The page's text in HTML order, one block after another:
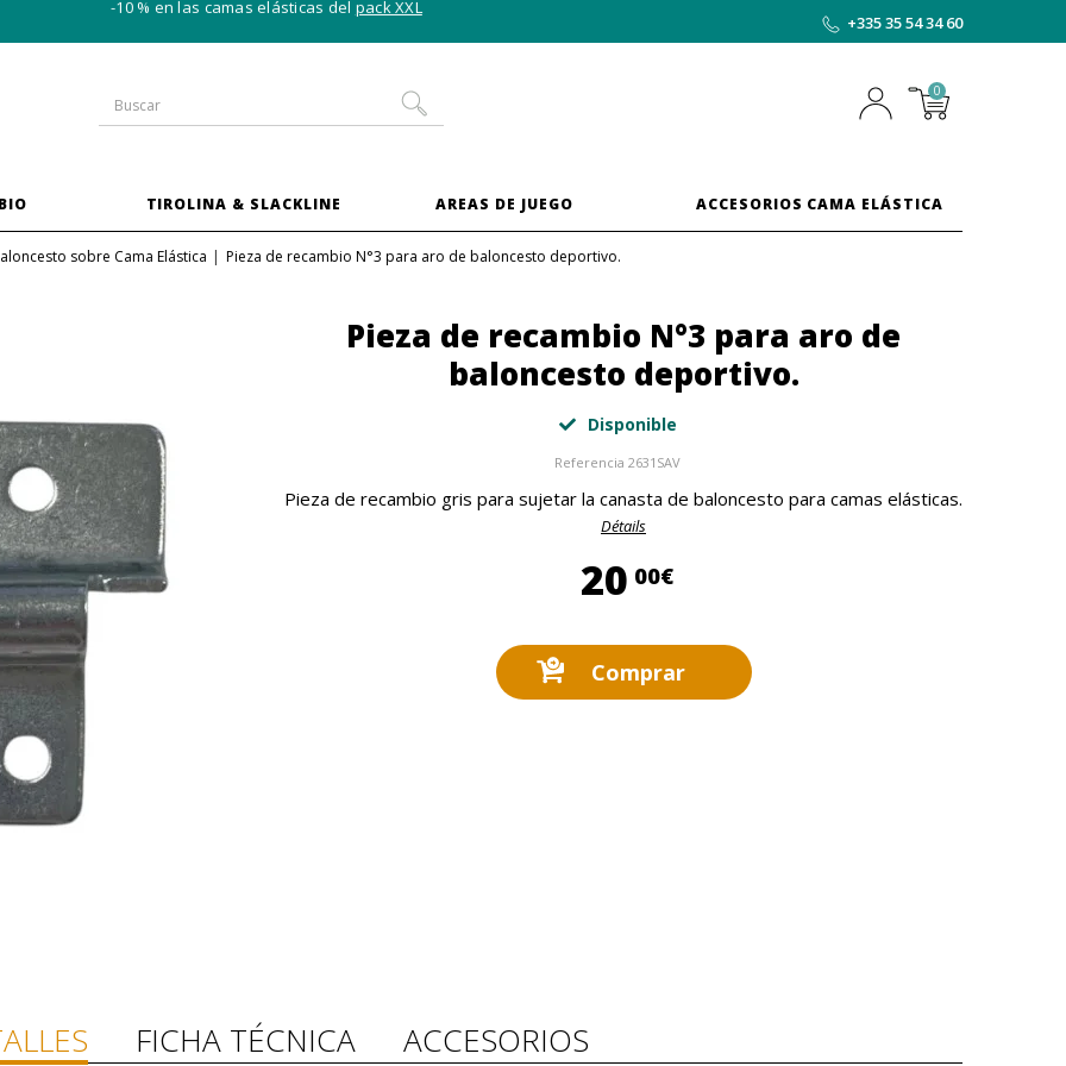
-10 % en las camas elásticas delpack XXL +335 35 54 34 60
0
TIROLINA & SLACKLINE AREAS DE JUEGO ACCESORIOS CAMA ELÁSTICA
sobre Cama Elástica Pieza de recambio N°3 para aro de baloncesto deportivo.
Pieza de recambio N°3 para aro de
baloncesto deportivo.
Disponible
Referencia 2631SAV
Pieza de recambio gris para sujetar la canasta de baloncesto para camas elásticas.
Détails
20 00€20,00 €
Comprar
FICHA TÉCNICA ACCESORIOS